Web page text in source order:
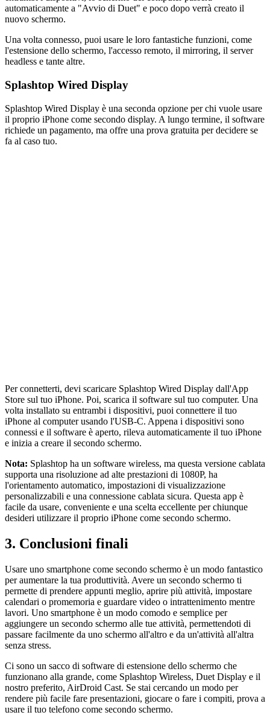
automaticamente a "Avvio di Duet" e poco dopo verrà creato il
nuovo schermo.
Una volta connesso, puoi usare le loro fantastiche funzioni, come
l'estensione dello schermo, l'accesso remoto, il mirroring, il server
headless e tante altre.
Splashtop Wired Display
Splashtop Wired Display è una seconda opzione per chi vuole usare
il proprio iPhone come secondo display. A lungo termine, il software
richiede un pagamento, ma offre una prova gratuita per decidere se
fa al caso tuo.
Per connetterti, devi scaricare Splashtop Wired Display dall'App
Store sul tuo iPhone. Poi, scarica il software sul tuo computer. Una
volta installato su entrambi i dispositivi, puoi connettere il tuo
iPhone al computer usando l'USB-C. Appena i dispositivi sono
connessi e il software è aperto, rileva automaticamente il tuo iPhone
e inizia a creare il secondo schermo.
Nota: Splashtop ha un software wireless, ma questa versione cablata
supporta una risoluzione ad alte prestazioni di 1080P, ha
l'orientamento automatico, impostazioni di visualizzazione
personalizzabili e una connessione cablata sicura. Questa app è
facile da usare, conveniente e una scelta eccellente per chiunque
desideri utilizzare il proprio iPhone come secondo schermo.
3. Conclusioni finali
Usare uno smartphone come secondo schermo è un modo fantastico
per aumentare la tua produttività. Avere un secondo schermo ti
permette di prendere appunti meglio, aprire più attività, impostare
calendari o promemoria e guardare video o intrattenimento mentre
lavori. Uno smartphone è un modo comodo e semplice per
aggiungere un secondo schermo alle tue attività, permettendoti di
passare facilmente da uno schermo all'altro e da un'attività all'altra
senza stress.
Ci sono un sacco di software di estensione dello schermo che
funzionano alla grande, come Splashtop Wireless, Duet Display e il
nostro preferito, AirDroid Cast. Se stai cercando un modo per
rendere più facile fare presentazioni, giocare o fare i compiti, prova a
usare il tuo telefono come secondo schermo.